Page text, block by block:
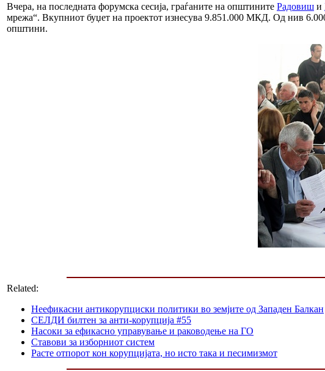
Вчера, на последната форумска сесија, граѓаните на општините Радовиш и
мрежа“. Вкупниот буџет на проектот изнесува 9.851.000 МКД. Од нив
општини.
Related:
Неефикасни антикорупциски политики во земјите од Западен Балкан
СЕЛДИ билтен за анти-корупција #55
Насоки за ефикасно управување и раководење на ГО
Ставови за изборниот систем
Расте отпорот кон корупцијата, но исто така и песимизмот